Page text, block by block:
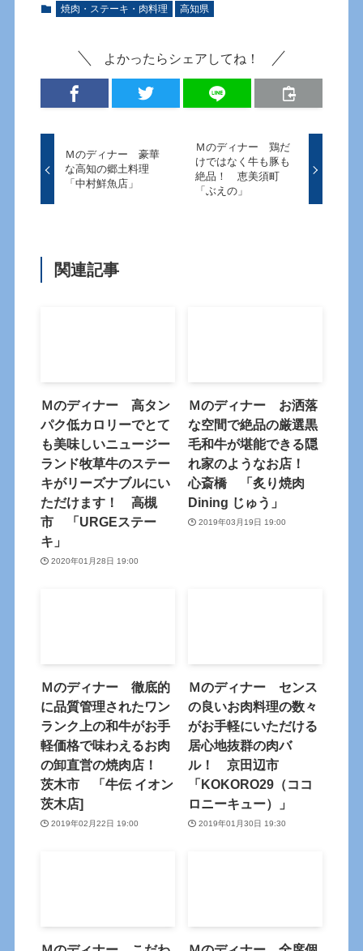
焼肉・ステーキ・肉料理 高知県
よかったらシェアしてね！
Ｍのディナー 豪華
な高知の郷土料理
「中村鮮魚店」
Ｍのディナー 鶏だ
けではなく牛も豚も
絶品！ 恵美須町
「ぶえの」
関連記事
Ｍのディナー 高タン
パク低カロリーでとて
も美味しいニュージー
ランド牧草牛のステー
キがリーズナブルにい
ただけます！ 高槻
市 「URGEステー
キ」
2020年01月28日 19:00
Ｍのディナー お洒落
な空間で絶品の厳選黒
毛和牛が堪能できる隠
れ家のようなお店！
心斎橋 「炙り焼肉
Dining じゅう」
2019年03月19日 19:00
Ｍのディナー 徹底的
に品質管理されたワン
ランク上の和牛がお手
軽価格で味わえるお肉
の卸直営の焼肉店！
茨木市 「牛伝 イオン
茨木店]
2019年02月22日 19:00
Ｍのディナー センス
の良いお肉料理の数々
がお手軽にいただける
居心地抜群の肉バ
ル！ 京田辺市
「KOKORO29（ココ
ロニーキュー）」
2019年01月30日 19:30